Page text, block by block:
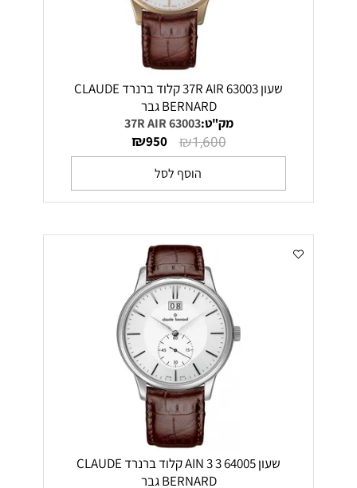
שעון 63003 37R AIR קלוד ברנרד CLAUDE
BERNARD גבר
מק"ט:63003 37R AIR
₪1,600
₪950
הוסף לסל
שעון 64005 3 AIN 3 קלוד ברנרד CLAUDE
BERNARD גבר